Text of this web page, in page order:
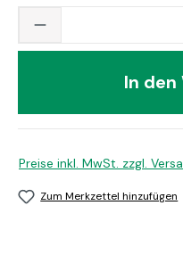
Produkt Anzahl:
In den
Preise inkl. MwSt. zzgl.
Zum Merkzettel hinzufügen